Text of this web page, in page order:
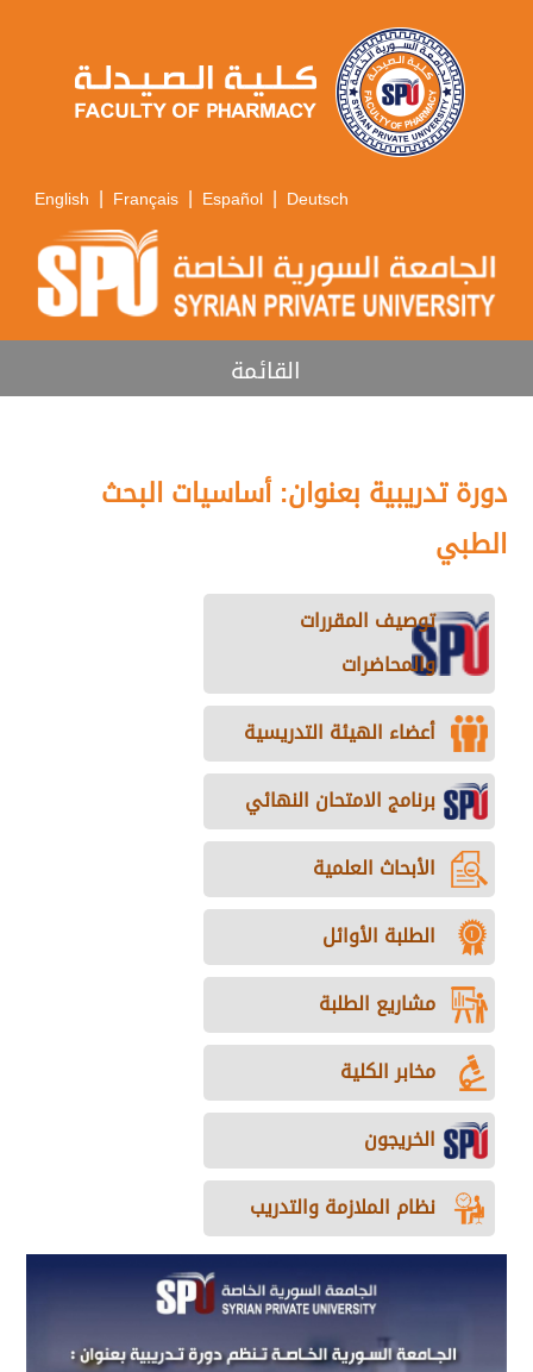
English | Français | Español | Deutsch
القائمة
دورة تدريبية بعنوان: أساسيات البحث
الطبي
توصيف المقررات
والمحاضرات
أعضاء الهيئة التدريسية
برنامج الامتحان النهائي
الأبحاث العلمية
الطلبة الأوائل
مشاريع الطلبة
مخابر الكلية
الخريجون
نظام الملازمة والتدريب